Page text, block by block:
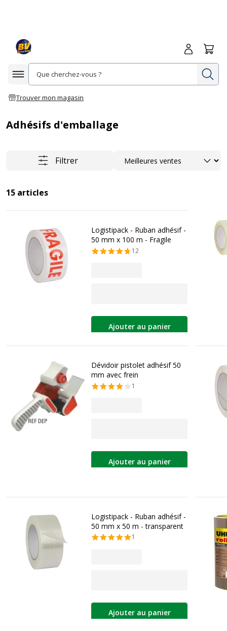
Afficher la navigation
Trouver mon magasin
Me
Adhésifs d'emballage
Filtrer Trier
15 articles
Logistipack - Ruban adhésif -
50 mm x 100 m - Fragile
12
Ajouter au panier
Dévidoir pistolet adhésif 50
mm avec frein
1
Ajouter au panier
Logistipack - Ruban adhésif -
50 mm x 50 m - transparent
1
Ajouter au panier